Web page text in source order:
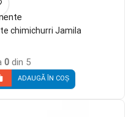
chimichurri Jamila
0 din 5
ADAUGĂ ÎN COȘ